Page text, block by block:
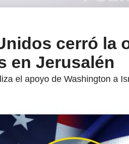
cerró la
en Jerusalén
el apoyo de Washington a